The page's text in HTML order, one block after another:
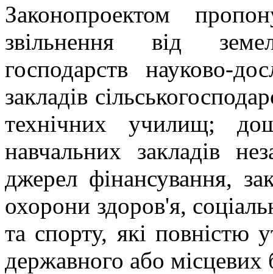
Законопроектом
звільнення від
господарств науково-
закладів
технічних училищ;
навчальних закладів
джерел фінансування,
охорони здоров'я,
та спорту, які повністю
державного або місцевих